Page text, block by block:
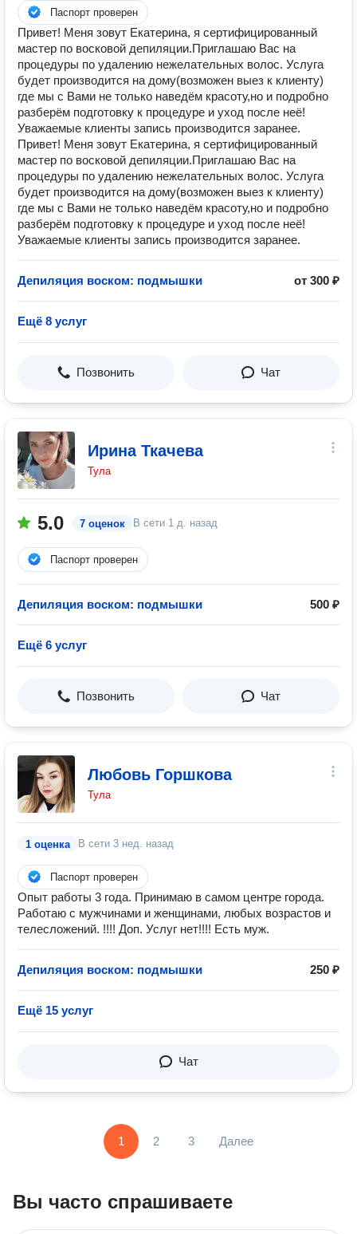
Паспорт проверен
Привет! Меня зовут Екатерина, я сертифицированный
мастер по восковой депиляции.Приглашаю Вас на
процедуры по удалению нежелательных волос. Услуга
будет производится на дому(возможен выез к клиенту)
где мы с Вами не только наведём красоту,но и подробно
разберём подготовку к процедуре и уход после неё!
Уважаемые клиенты запись производится заранее.
Привет! Меня зовут Екатерина, я сертифицированный
мастер по восковой депиляции.Приглашаю Вас на
процедуры по удалению нежелательных волос. Услуга
будет производится на дому(возможен выез к клиенту)
где мы с Вами не только наведём красоту,но и подробно
разберём подготовку к процедуре и уход после неё!
Уважаемые клиенты запись производится заранее.
Депиляция воском: подмышки от 300 ₽
Ещё 8 услуг
Позвонить Чат
Ирина Ткачева
Тула
5.0 7 оценок В сети 1 д. назад
Паспорт проверен
Депиляция воском: подмышки 500 ₽
Ещё 6 услуг
Позвонить Чат
Любовь Горшкова
Тула
1 оценка В сети 3 нед. назад
Паспорт проверен
Опыт работы 3 года. Принимаю в самом центре города.
Работаю с мужчинами и женщинами, любых возрастов и
телесложений. !!!! Доп. Услуг нет!!!! Есть муж.
Депиляция воском: подмышки 250 ₽
Ещё 15 услуг
Чат
1 2 3 Далее
Вы часто спрашиваете